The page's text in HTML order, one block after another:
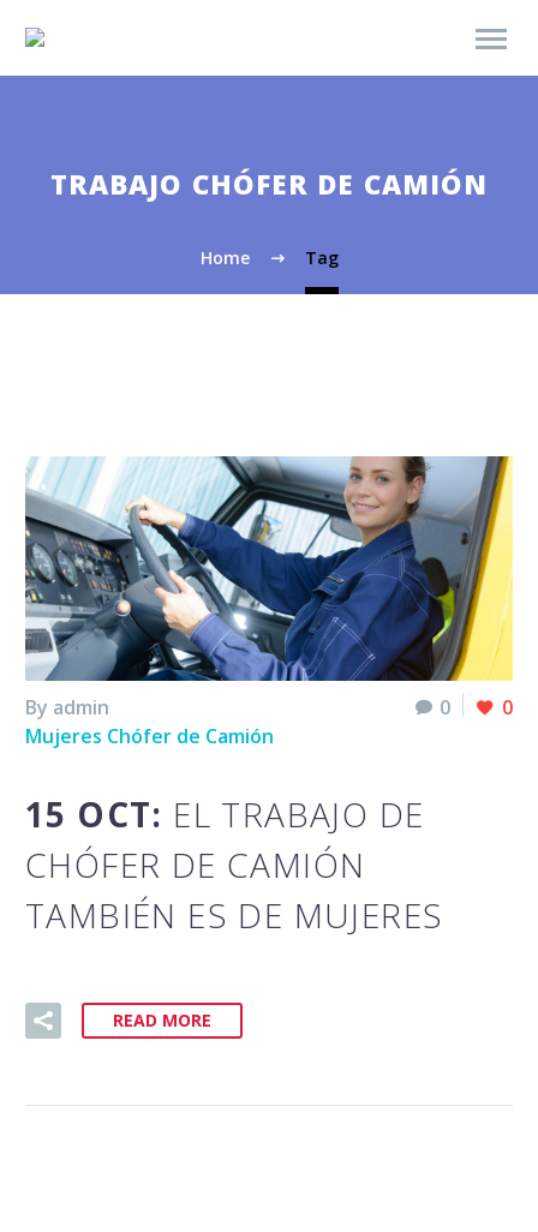
TRABAJO CHÓFER DE CAMIÓN
Home Tag
0 0
By admin
Mujeres Chófer de Camión
15 OCT: EL TRABAJO DE
CHÓFER DE CAMIÓN
TAMBIÉN ES DE MUJERES
READ MORE